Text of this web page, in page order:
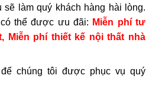
làm quý khách hàng hài lòng.
thể được ưu đãi: Miễn phí tư
Miễn phí thiết kế nội thất nhà
để chúng tôi được phục vụ quý